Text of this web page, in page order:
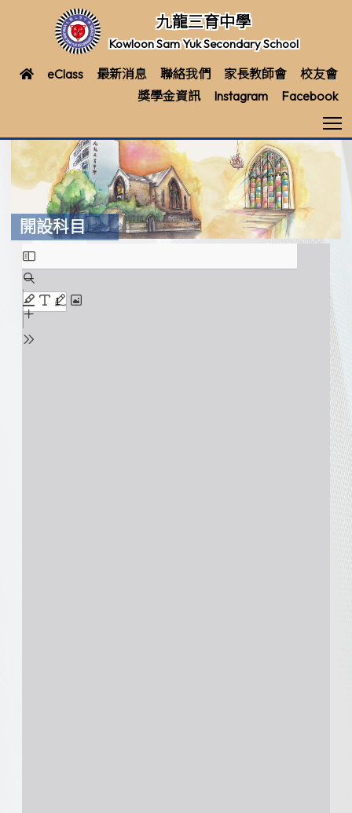
九龍三育中學
Kowloon Sam Yuk Secondary School
eClass 最新消息 聯絡我們 家長教師會
校友會
獎學金資訊
Instagram Facebook
開設科目